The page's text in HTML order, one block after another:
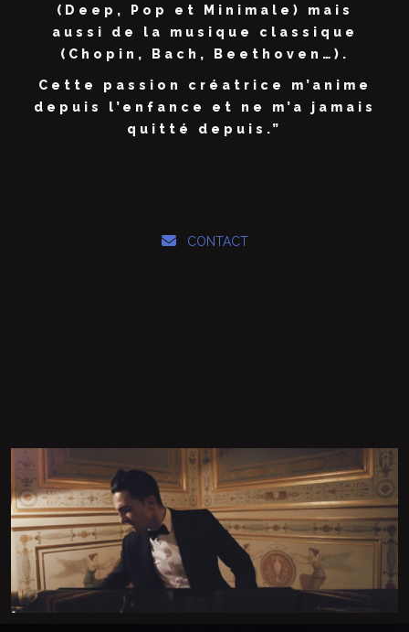
(Deep, Pop et Minimale) mais
aussi de la musique classique
(Chopin, Bach, Beethoven…).
Cette passion créatrice m’anime
depuis l’enfance et ne m’a jamais
quitté depuis.”
CONTACT